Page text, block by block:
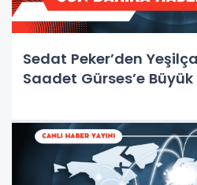
Sedat Peker’den
Saadet Gürses’e